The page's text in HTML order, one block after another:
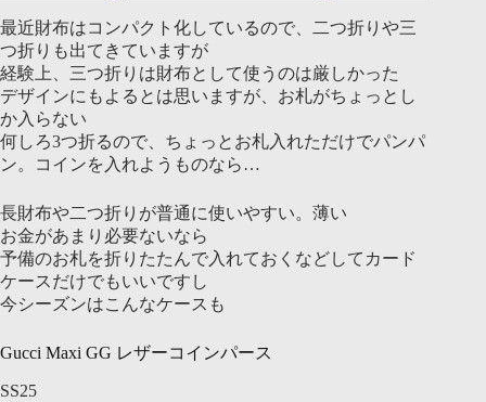
最近財布はコンパクト化しているので、二つ折りや三
つ折りも出てきていますが
経験上、三つ折りは財布として使うのは厳しかった
デザインにもよるとは思いますが、お札がちょっとし
か入らない
何しろ3つ折るので、ちょっとお札入れただけでパンパ
ン。コインを入れようものなら…
長財布や二つ折りが普通に使いやすい。薄い
お金があまり必要ないなら
予備のお札を折りたたんで入れておくなどしてカード
ケースだけでもいいですし
今シーズンはこんなケースも
Gucci Maxi GG レザーコインパース
SS25